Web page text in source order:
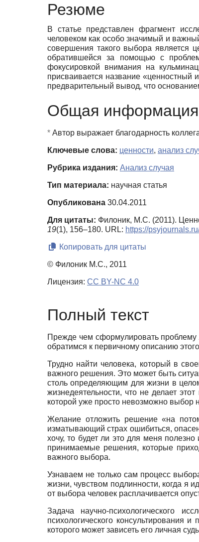
Резюме
В статье представлен фрагмент
человеком как особо значимый и
совершения такого выбора является
обратившейся за помощью с
фокусировкой внимания на
присваивается название «ценностный
предварительный вывод, что
Общая информация
* Автор выражает благодарность
Ключевые слова: ценности, анализ
Рубрика издания: Анализ случая
Тип материала: научная статья
Опубликована 30.04.2011
Для цитаты: Филоник, М.С. (2011).
19(1), 156–180. URL: https://
Копировать для цитаты
© Филоник М.С., 2011
Лицензия: CC BY-NC 4.0
Полный текст
Прежде чем сформулировать проблему
обратимся к первичному описанию
Трудно найти человека, который в
важного решения. Это может быть
столь определяющим для жизни в
жизнедеятельности, что не делает
которой уже просто невозможно выбор
Желание отложить решение «на
изматывающий страх ошибиться,
хочу, то будет ли это для меня
принимаемые решения, которые
важного выбора.
Узнаваем не только сам процесс
жизни, чувством подлинности, когда я
от выбора человек расплачивается
Задача научно-психологического
психологического консультирования
которого может зависеть его личная